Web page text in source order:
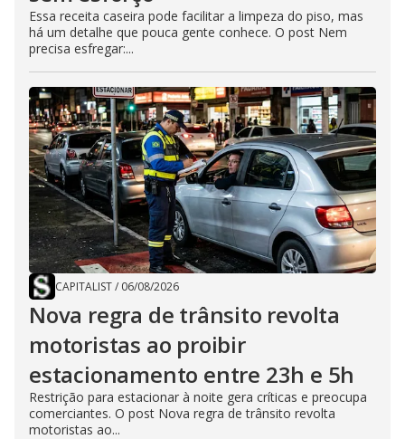
Essa receita caseira pode facilitar a limpeza do piso, mas
há um detalhe que pouca gente conhece. O post Nem
precisa esfregar:...
CAPITALIST/ 06/08/2026
Nova regra de trânsito revolta
motoristas ao proibir
estacionamento entre 23h e 5h
Restrição para estacionar à noite gera críticas e preocupa
comerciantes. O post Nova regra de trânsito revolta
motoristas ao...